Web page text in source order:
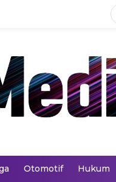
Otomotif Hukum